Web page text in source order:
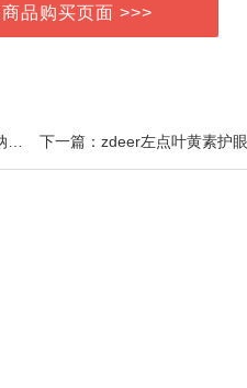
品购买页面 >>>